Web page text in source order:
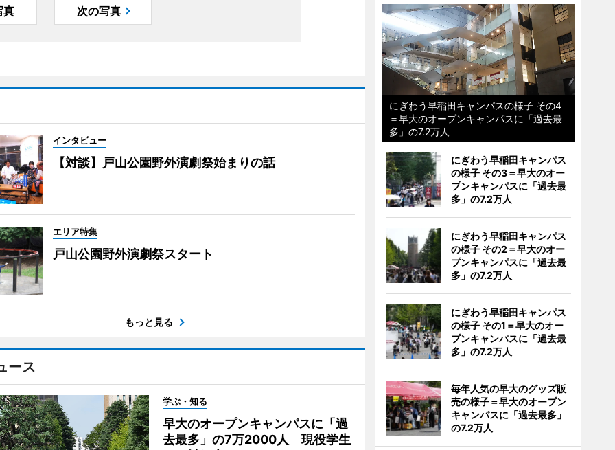
真 次の写真
インタビュー
【対談】戸山公園野外演劇祭始まりの話
エリア特集
戸山公園野外演劇祭スタート
もっと見る
ース
学ぶ・知る
早大のオープンキャンパスに「過
去最多」の7万2000人 現役学生
にぎわう早稲田キャンパスの様子 その4
＝早大のオープンキャンパスに「過去最
多」の7.2万人
にぎわう早稲田キャンパス
の様子 その3＝早大のオー
プンキャンパスに「過去最
多」の7.2万人
にぎわう早稲田キャンパス
の様子 その2＝早大のオー
プンキャンパスに「過去最
多」の7.2万人
にぎわう早稲田キャンパス
の様子 その1＝早大のオー
プンキャンパスに「過去最
多」の7.2万人
毎年人気の早大のグッズ販
売の様子＝早大のオープン
キャンパスに「過去最多」
の7.2万人